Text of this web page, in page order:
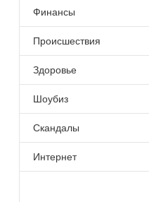
Финансы
Происшествия
Здоровье
Шоубиз
Скандалы
Интернет